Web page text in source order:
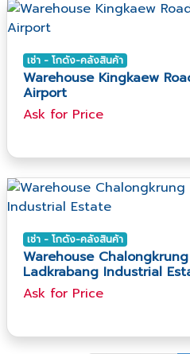
เช่า - โกดัง-คลังสินค้า
Warehouse Kingkaew
Airport
Ask​ for​ Price
เช่า - โกดัง-คลังสินค้า
Warehouse
Ladkrabang Industrial
Ask​ for​ Price